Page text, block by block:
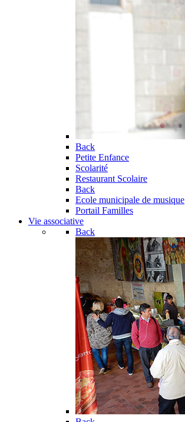
Back
Petite Enfance
Scolarité
Restaurant Scolaire
Back
Ecole municipale de musique
Portail Familles
Vie associative
Back